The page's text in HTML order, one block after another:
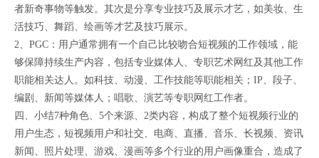
者新奇事物等触发。其次是分享专业技巧及展示才艺，如美妆、生
活技巧、舞蹈、绘画等才艺及技巧展示。
2、PGC：用户通常拥有一个自己比较吻合短视频的工作领域，能
够保障持续生产内容，包括专业媒体人、专职艺术网红及其他工作
职能相关达人。如科技、动漫、工作技能等职能相关；IP、段子、
编剧、新闻等媒体人；唱歌、演艺等专职网红工作者。
四、小结7种角色、5个来源、2类内容，构成了整个短视频行业的
用户生态，短视频用户和社交、电商、直播、音乐、长视频、资讯
新闻、照片处理、游戏、漫画等多个行业的用户画像重合，造成了